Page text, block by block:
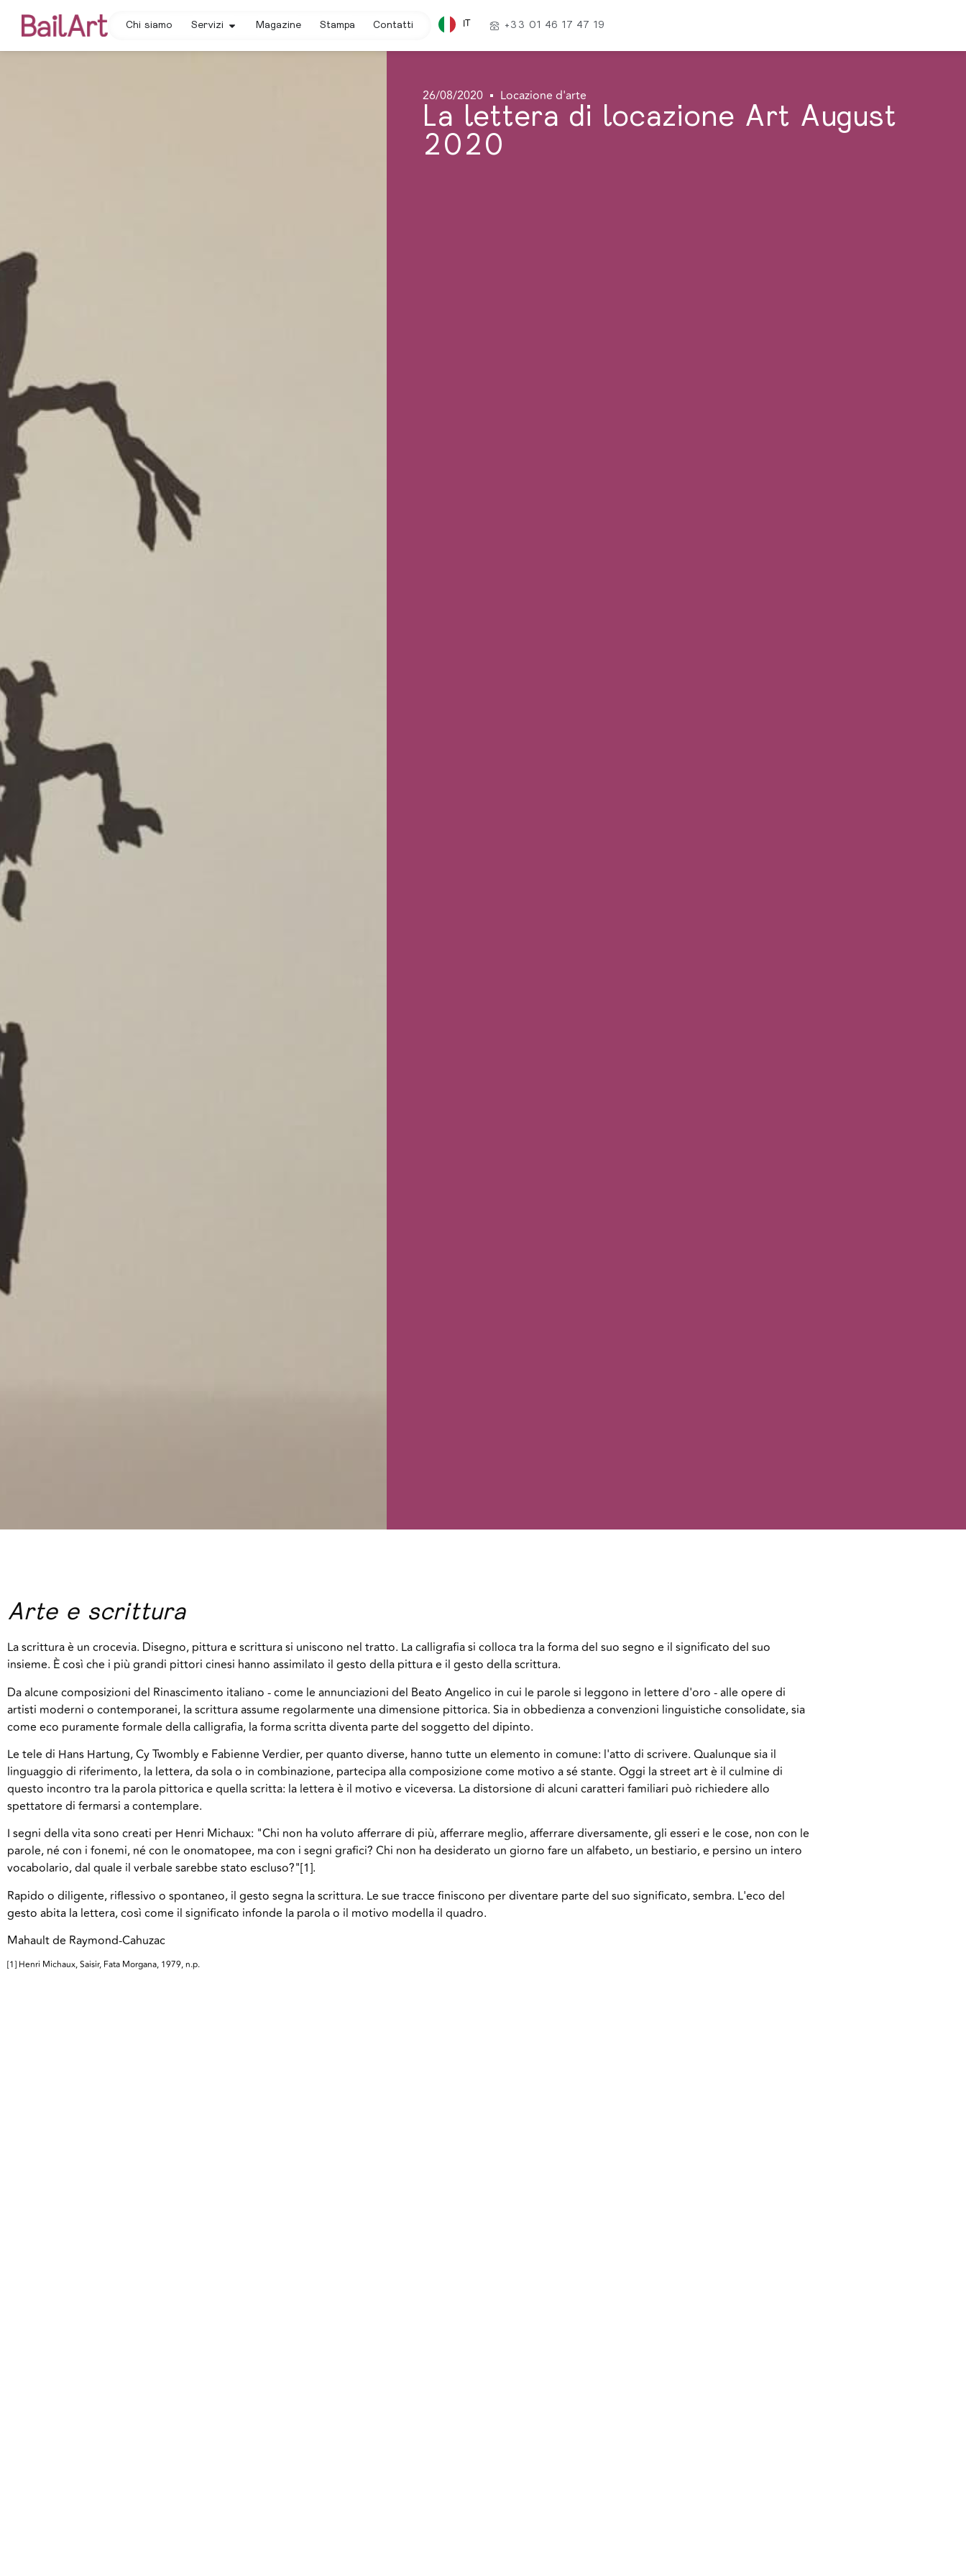
Chi siamo Servizi Magazine Stampa Contatti IT +33 01 46 17 47 19
26/08/2020 Locazione d'arte
La lettera di locazione Art August
2020
Arte e scrittura
La scrittura è un crocevia. Disegno, pittura e scrittura si uniscono nel tratto. La calligrafia si colloca tra la forma del suo segno e il significato del suo
insieme. È così che i più grandi pittori cinesi hanno assimilato il gesto della pittura e il gesto della scrittura.
Da alcune composizioni del Rinascimento italiano - come le annunciazioni del Beato Angelico in cui le parole si leggono in lettere d'oro - alle opere di
artisti moderni o contemporanei, la scrittura assume regolarmente una dimensione pittorica. Sia in obbedienza a convenzioni linguistiche consolidate, sia
come eco puramente formale della calligrafia, la forma scritta diventa parte del soggetto del dipinto.
Le tele di Hans Hartung, Cy Twombly e Fabienne Verdier, per quanto diverse, hanno tutte un elemento in comune: l'atto di scrivere. Qualunque sia il
linguaggio di riferimento, la lettera, da sola o in combinazione, partecipa alla composizione come motivo a sé stante. Oggi la street art è il culmine di
questo incontro tra la parola pittorica e quella scritta: la lettera è il motivo e viceversa. La distorsione di alcuni caratteri familiari può richiedere allo
spettatore di fermarsi a contemplare.
I segni della vita sono creati per Henri Michaux: "Chi non ha voluto afferrare di più, afferrare meglio, afferrare diversamente, gli esseri e le cose, non con le
parole, né con i fonemi, né con le onomatopee, ma con i segni grafici? Chi non ha desiderato un giorno fare un alfabeto, un bestiario, e persino un intero
vocabolario, dal quale il verbale sarebbe stato escluso?"[1].
Rapido o diligente, riflessivo o spontaneo, il gesto segna la scrittura. Le sue tracce finiscono per diventare parte del suo significato, sembra. L'eco del
gesto abita la lettera, così come il significato infonde la parola o il motivo modella il quadro.
Mahault de Raymond-Cahuzac
[1] Henri Michaux, Saisir, Fata Morgana, 1979, n.p.